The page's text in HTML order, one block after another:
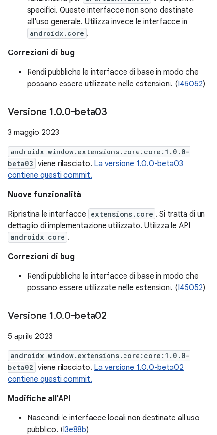
specifici. Queste interfacce non sono destinate
all'uso generale. Utilizza invece le interfacce in
androidx.core .
Correzioni di bug
Rendi pubbliche le interfacce di base in modo che
possano essere utilizzate nelle estensioni. (I45052)
Versione 1.0.0-beta03
3 maggio 2023
androidx.window.extensions.core:core:1.0.0-
beta03 viene rilasciato. La versione 1.0.0-beta03
contiene questi commit.
Nuove funzionalità
Ripristina le interfacce extensions.core . Si tratta di un
dettaglio di implementazione utilizzato. Utilizza le API
androidx.core .
Correzioni di bug
Rendi pubbliche le interfacce di base in modo che
possano essere utilizzate nelle estensioni. (I45052)
Versione 1.0.0-beta02
5 aprile 2023
androidx.window.extensions.core:core:1.0.0-
beta02 viene rilasciato. La versione 1.0.0-beta02
contiene questi commit.
Modifiche all'API
Nascondi le interfacce locali non destinate all'uso
pubblico. (I3e88b)